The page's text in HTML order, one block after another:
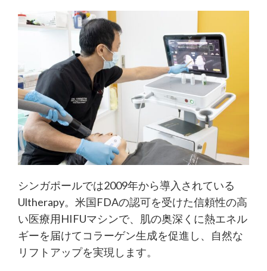
シンガポールでは2009年から導入されている
Ultherapy。米国FDAの認可を受けた信頼性の高
い医療用HIFUマシンで、肌の奥深くに熱エネル
ギーを届けてコラーゲン生成を促進し、自然な
リフトアップを実現します。